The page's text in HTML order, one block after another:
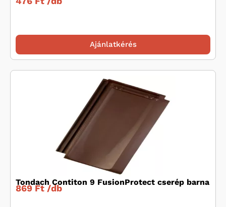
Ajánlatkérés
Tondach Contiton 9 FusionProtect cserép barna
869 Ft /db